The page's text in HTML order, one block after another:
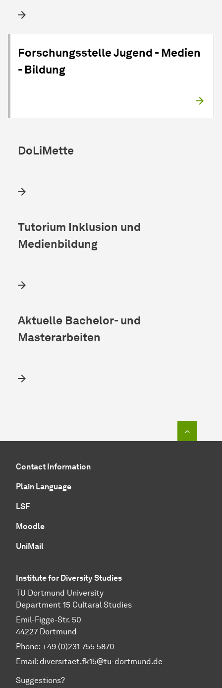
Forschungsstelle Jugend - Medien
- Bildung
DoLiMette
Tutorium Inklusion und
Medienbildung
Aktuelle Bachelor- und
Masterarbeiten
Contact Information
Plain Language
LSF
Moodle
UniMail
Institute for Diversity Studies
TU Dortmund University
Department 15 Cultaral Studies
Emil-Figge-Str. 50
44227 Dortmund
Phone: +49 (0)231 755 5870
Email: diversitaet.fk15@tu-dortmund.de
Suggestions?